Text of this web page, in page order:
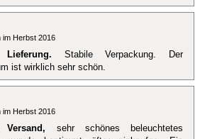
im Herbst 2016
Stabile Verpackung. Der
ist wirklich sehr schön.
im Herbst 2016
sehr schönes beleuchtetes